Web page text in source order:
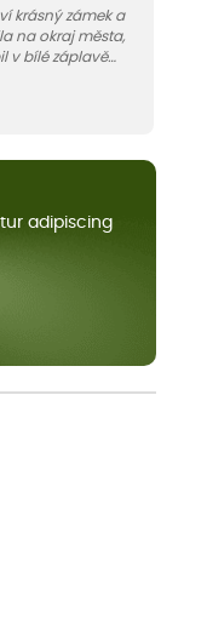
krásný zámek a
na okraj města,
v bílé záplavě
přidávám k
vznikl.
adipiscing